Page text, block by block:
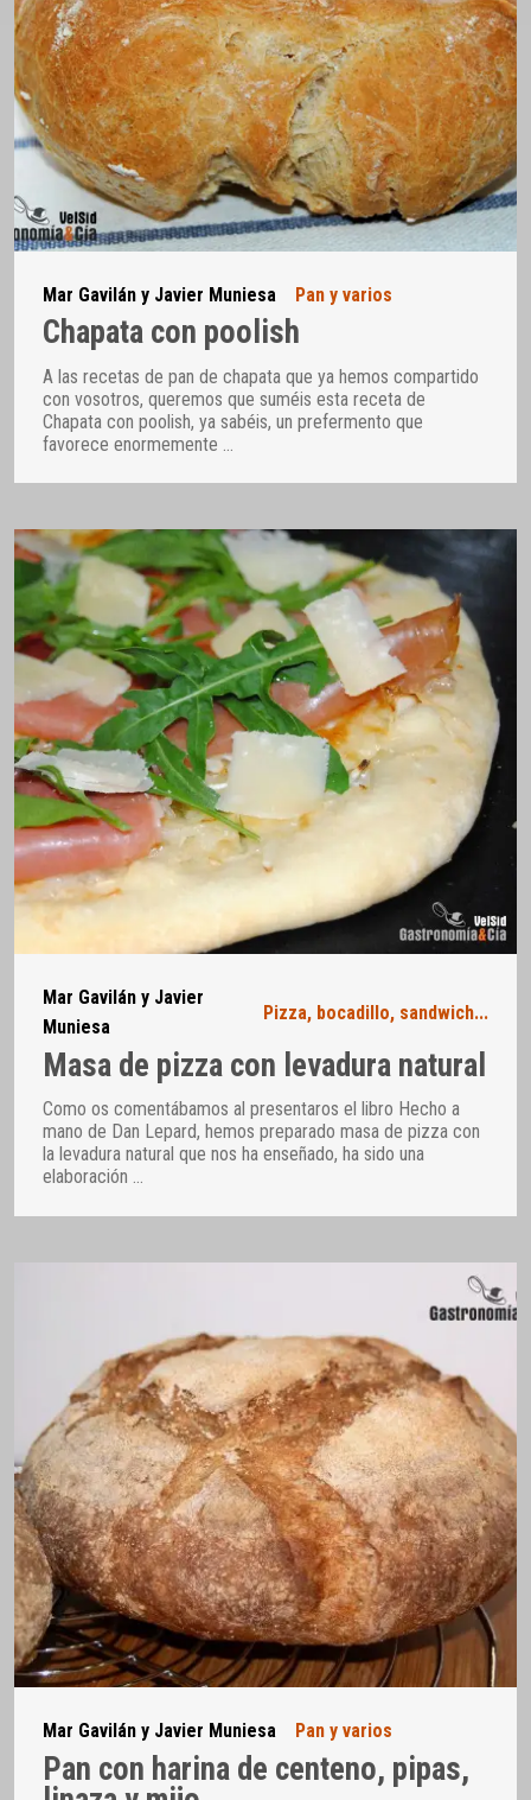
Mar Gavilán y Javier Muniesa Pan y varios
Chapata con poolish
A las recetas de pan de chapata que ya hemos compartido
con vosotros, queremos que suméis esta receta de
Chapata con poolish, ya sabéis, un prefermento que
favorece enormemente
Mar Gavilán y Javier
Muniesa
Pizza, bocadillo, sandwich...
Masa de pizza con levadura natural
Como os comentábamos al presentaros el libro Hecho a
mano de Dan Lepard, hemos preparado masa de pizza con
la levadura natural que nos ha enseñado, ha sido una
elaboración …
Mar Gavilán y Javier Muniesa Pan y varios
Pan con harina de centeno, pipas,